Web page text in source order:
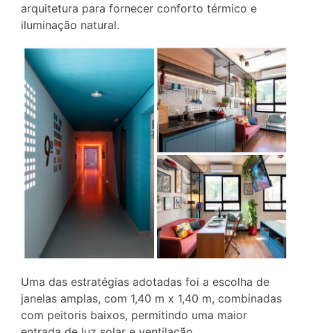
arquitetura para fornecer conforto térmico e
iluminação natural.
Uma das estratégias adotadas foi a escolha de
janelas amplas, com 1,40 m x 1,40 m, combinadas
com peitoris baixos, permitindo uma maior